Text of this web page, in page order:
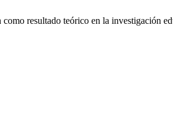
resultado teórico en la investigación